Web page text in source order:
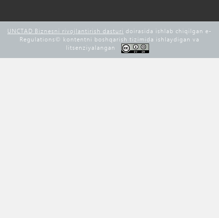
UNCTAD Biznesni rivojlantirish dasturi doirasida ishlab chiqilgan e-
Regulations©️ kontentni boshqarish tizimida ishlaydigan va
litsenziyalangan